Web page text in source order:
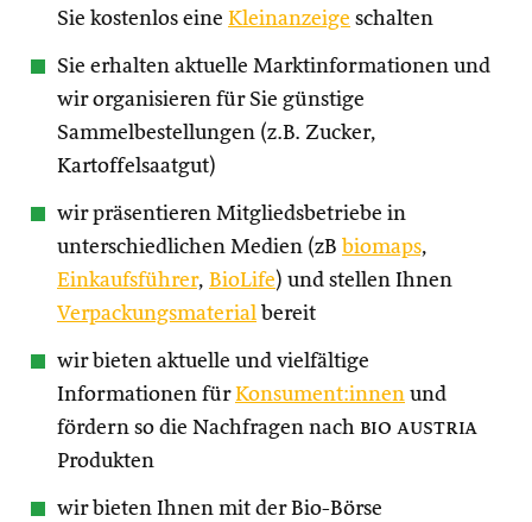
Sie kostenlos eine Kleinanzeige schalten
Sie erhalten aktuelle Marktinformationen und
wir organisieren für Sie günstige
Sammelbestellungen (z.B. Zucker,
Kartoffelsaatgut)
wir präsentieren Mitgliedsbetriebe in
unterschiedlichen Medien (zB biomaps,
Einkaufsführer, BioLife) und stellen Ihnen
Verpackungsmaterial bereit
wir bieten aktuelle und vielfältige
Informationen fürKonsument:innen und
fördern so die Nachfragen nach bio austria
Produkten
wir bieten Ihnen mit der Bio-Börse